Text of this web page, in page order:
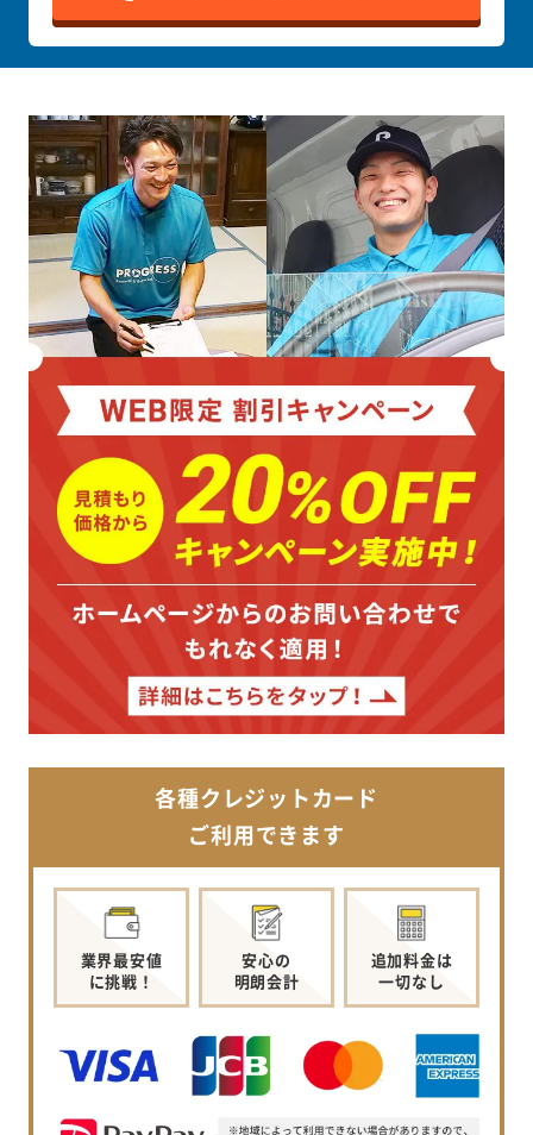
各種クレジットカード
ご利用できます
業界最安値
に挑戦！
安心の
明朗会計
追加料金は
一切なし